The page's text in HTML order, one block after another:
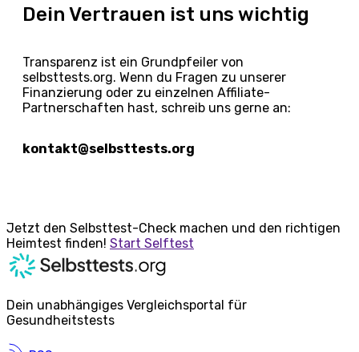
Dein Vertrauen ist uns wichtig
Transparenz ist ein Grundpfeiler von
selbsttests.org. Wenn du Fragen zu unserer
Finanzierung oder zu einzelnen Affiliate-
Partnerschaften hast, schreib uns gerne an:
kontakt@selbsttests.org
Jetzt den Selbsttest-Check machen und den richtigen
Heimtest finden! Start Selftest
Dein unabhängiges Vergleichsportal für
Gesundheitstests